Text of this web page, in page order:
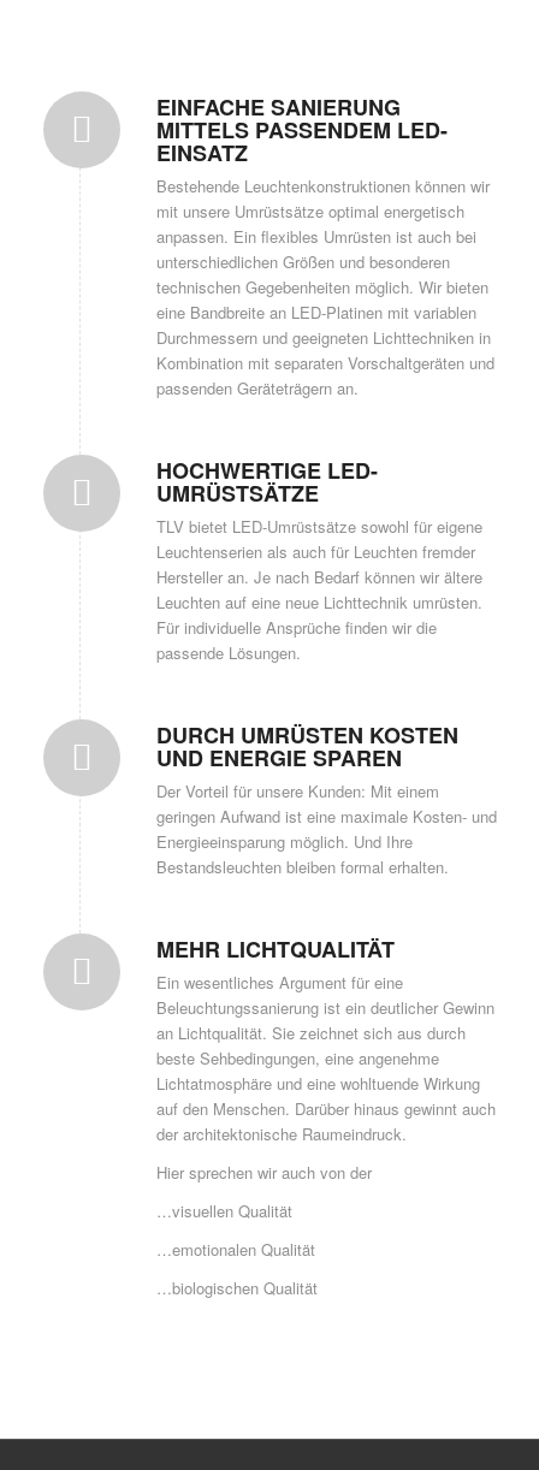
EINFACHE SANIERUNG
MITTELS PASSENDEM LED-
EINSATZ
Bestehende Leuchtenkonstruktionen können wir
mit unsere Umrüstsätze optimal energetisch
anpassen. Ein flexibles Umrüsten ist auch bei
unterschiedlichen Größen und besonderen
technischen Gegebenheiten möglich. Wir bieten
eine Bandbreite an LED-Platinen mit variablen
Durchmessern und geeigneten Lichttechniken in
Kombination mit separaten Vorschaltgeräten und
passenden Geräteträgern an.
HOCHWERTIGE LED-
UMRÜSTSÄTZE
TLV bietet LED-Umrüstsätze sowohl für eigene
Leuchtenserien als auch für Leuchten fremder
Hersteller an. Je nach Bedarf können wir ältere
Leuchten auf eine neue Lichttechnik umrüsten.
Für individuelle Ansprüche finden wir die
passende Lösungen.
DURCH UMRÜSTEN KOSTEN
UND ENERGIE SPAREN
Der Vorteil für unsere Kunden: Mit einem
geringen Aufwand ist eine maximale Kosten- und
Energieeinsparung möglich. Und Ihre
Bestandsleuchten bleiben formal erhalten.
MEHR LICHTQUALITÄT
Ein wesentliches Argument für eine
Beleuchtungssanierung ist ein deutlicher Gewinn
an Lichtqualität. Sie zeichnet sich aus durch
beste Sehbedingungen, eine angenehme
Lichtatmosphäre und eine wohltuende Wirkung
auf den Menschen. Darüber hinaus gewinnt auch
der architektonische Raumeindruck.
Hier sprechen wir auch von der
…visuellen Qualität
…emotionalen Qualität
…biologischen Qualität